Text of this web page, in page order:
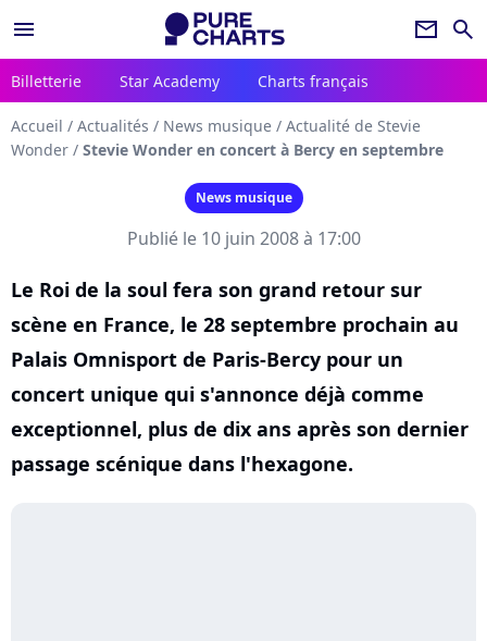
menu newsletter search
Billetterie Star Academy Charts français
Accueil / Actualités / News musique / Actualité de Stevie
Wonder / Stevie Wonder en concert à Bercy en septembre
News musique
Publié le 10 juin 2008 à 17:00
Le Roi de la soul fera son grand retour sur
scène en France, le 28 septembre prochain au
Palais Omnisport de Paris-Bercy pour un
concert unique qui s'annonce déjà comme
exceptionnel, plus de dix ans après son dernier
passage scénique dans l'hexagone.